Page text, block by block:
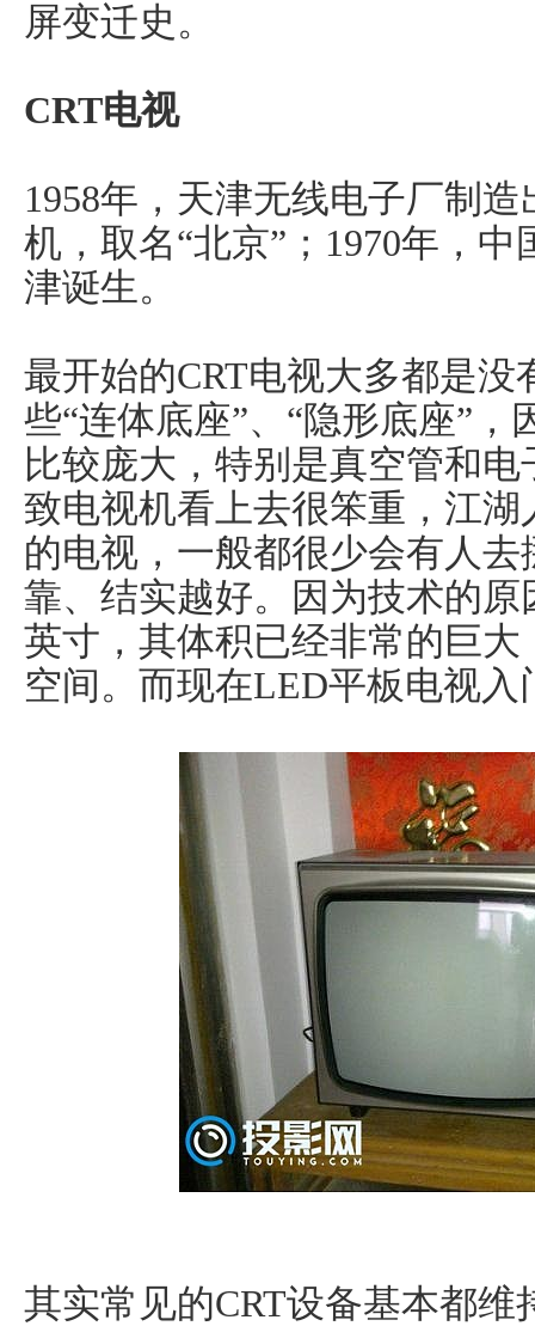
屏变迁史。
CRT电视
1958年，天津无线电子厂制
机，取名“北京”；1970年，
津诞生。
最开始的CRT电视大多都是
些“连体底座”、“隐形底座”，
比较庞大，特别是真空管和
致电视机看上去很笨重，江湖
的电视，一般都很少会有人
靠、结实越好。因为技术的原
英寸，其体积已经非常的巨
空间。而现在LED平板电视入
其实常见的CRT设备基本都维